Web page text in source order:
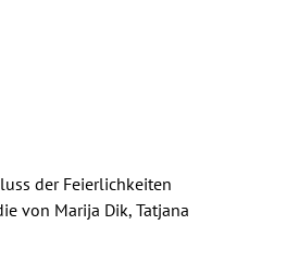
der Feierlichkeiten
von Marija Dik, Tatjana